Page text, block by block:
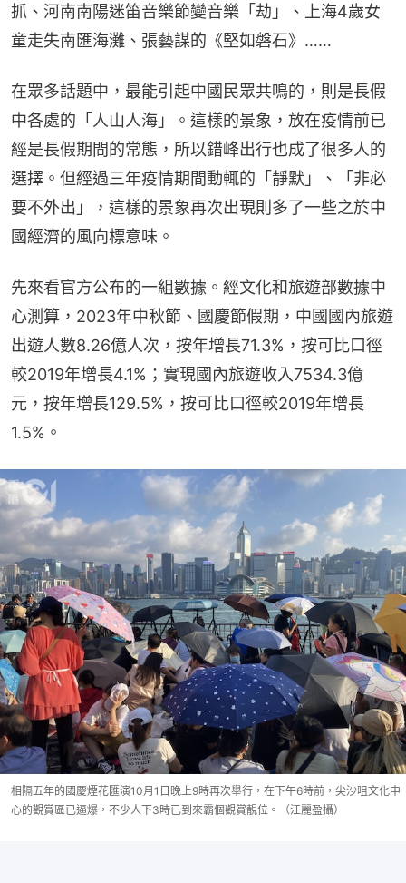
抓、河南南陽迷笛音樂節變音樂「劫」、上海4歲女
童走失南匯海灘、張藝謀的《堅如磐石》……
在眾多話題中，最能引起中國民眾共鳴的，則是長假
中各處的「人山人海」。這樣的景象，放在疫情前已
經是長假期間的常態，所以錯峰出行也成了很多人的
選擇。但經過三年疫情期間動輒的「靜默」、「非必
要不外出」，這樣的景象再次出現則多了一些之於中
國經濟的風向標意味。
先來看官方公布的一組數據。經文化和旅遊部數據中
心測算，2023年中秋節、國慶節假期，中國國內旅遊
出遊人數8.26億人次，按年增長71.3%，按可比口徑
較2019年增長4.1%；實現國內旅遊收入7534.3億
元，按年增長129.5%，按可比口徑較2019年增長
1.5%。
相隔五年的國慶煙花匯演10月1日晚上9時再次舉行，在下午6時前，尖沙咀文化中
心的觀賞區已逼爆，不少人下3時已到來霸個觀賞靚位。（江麗盈攝）